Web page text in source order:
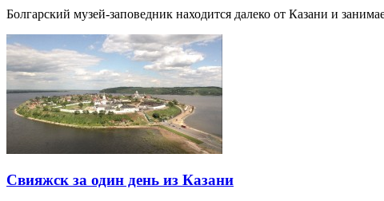
Болгарский музей-заповедник находится далеко от Казани и
Свияжск за один день из Казани